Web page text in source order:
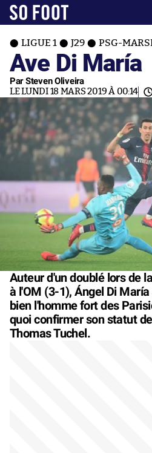
LIGUE 1 J29 PSG-
Ave Di María
Par Steven Oliveira
LE LUNDI 18 MARS 2019 À 00:14
Auteur d'un doublé lors de
à l'OM (3-1), Ángel Di
bien l'homme fort des
quoi confirmer son statut
Thomas Tuchel.